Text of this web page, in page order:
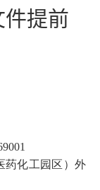
提前
药化工园区）外